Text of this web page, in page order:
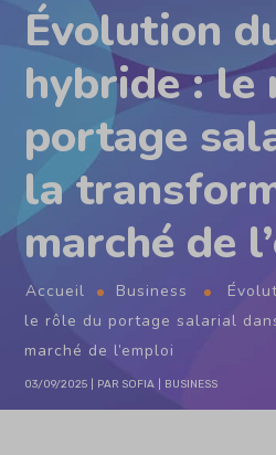
Évolution
hybride : le
portage
la
marché de
Accueil Business
le rôle du portage salarial
marché de l’emploi
03/09/2025 PAR SOFIA BUSINESS